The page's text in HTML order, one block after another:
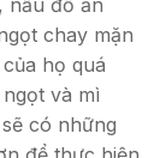
chay mặn
họ quá
và mì
có những